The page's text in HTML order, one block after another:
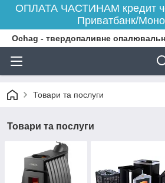
ОПЛАТА ЧАСТИНАМ кредит
Приватбанк/
Ochag - твердопаливне
Товари та послуги
Товари та послуги